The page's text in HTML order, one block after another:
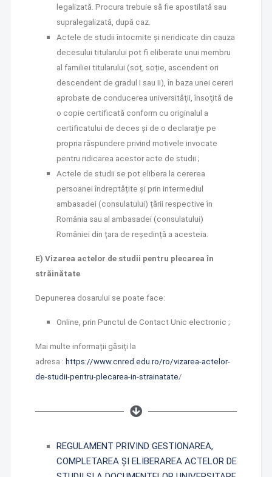
legalizată. Procura trebuie să fie apostilată sau
supralegalizată, după caz.
Actele de studii întocmite şi neridicate din cauza
decesului titularului pot fi eliberate unui membru
al familiei titularului (soț, soție, ascendent ori
descendent de gradul I sau II), în baza unei cereri
aprobate de conducerea universităţii, însoţită de
o copie certificată conform cu originalul a
certificatului de deces şi de o declaraţie pe
propria răspundere privind motivele invocate
pentru ridicarea acestor acte de studii ;
Actele de studii se pot elibera la cererea
persoanei îndreptățite și prin intermediul
ambasadei (consulatului) țării respective în
România sau al ambasadei (consulatului)
României din țara de reședință a acesteia.
E) Vizarea actelor de studii pentru plecarea în
străinătate
Depunerea dosarului se poate face:
Online, prin Punctul de Contact Unic electronic ;
Mai multe informații găsiți la
adresa : https://www.cnred.edu.ro/ro/vizarea-actelor-
de-studii-pentru-plecarea-in-strainatate/
REGULAMENT PRIVIND GESTIONAREA,
COMPLETAREA ŞI ELIBERAREA ACTELOR DE